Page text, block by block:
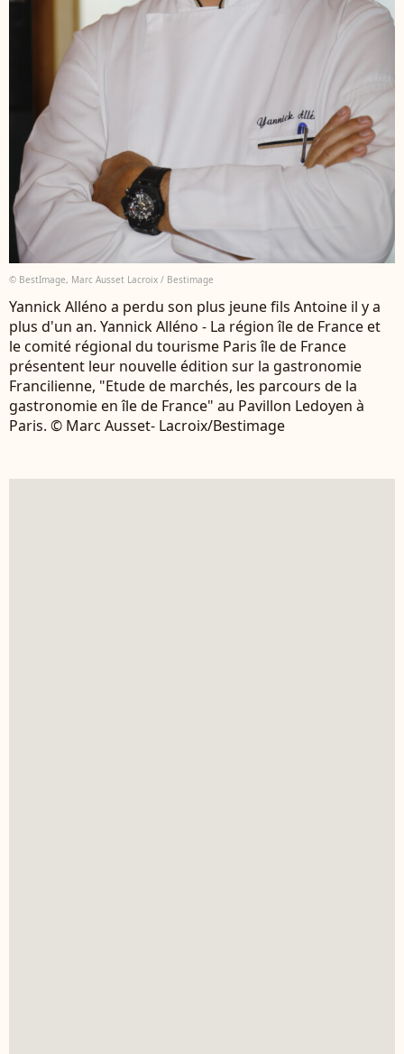
© BestImage, Marc Ausset Lacroix / Bestimage
Yannick Alléno a perdu son plus jeune fils Antoine il y a
plus d'un an. Yannick Alléno - La région île de France et
le comité régional du tourisme Paris île de France
présentent leur nouvelle édition sur la gastronomie
Francilienne, "Etude de marchés, les parcours de la
gastronomie en île de France" au Pavillon Ledoyen à
Paris. © Marc Ausset- Lacroix/Bestimage